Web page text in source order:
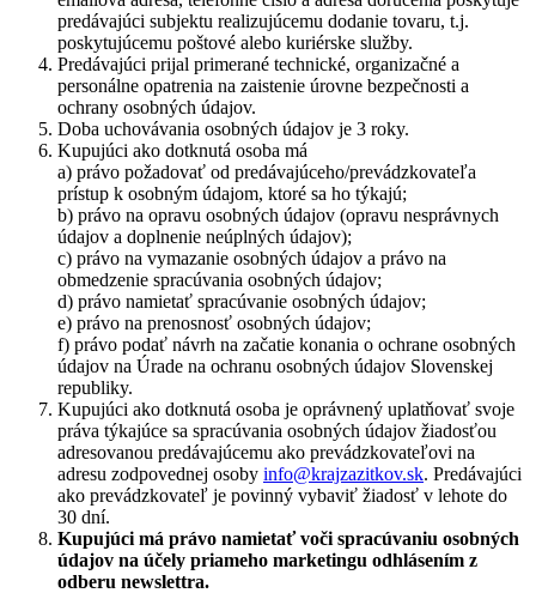
predávajúci subjektu realizujúcemu dodanie tovaru, t.j.
poskytujúcemu poštové alebo kuriérske služby.
Predávajúci prijal primerané technické, organizačné a
personálne opatrenia na zaistenie úrovne bezpečnosti a
ochrany osobných údajov.
Doba uchovávania osobných údajov je 3 roky.
Kupujúci ako dotknutá osoba má
a) právo požadovať od predávajúceho/prevádzkovateľa
prístup k osobným údajom, ktoré sa ho týkajú;
b) právo na opravu osobných údajov (opravu nesprávnych
údajov a doplnenie neúplných údajov);
c) právo na vymazanie osobných údajov a právo na
obmedzenie spracúvania osobných údajov;
d) právo namietať spracúvanie osobných údajov;
e) právo na prenosnosť osobných údajov;
f) právo podať návrh na začatie konania o ochrane osobných
údajov na Úrade na ochranu osobných údajov Slovenskej
republiky.
Kupujúci ako dotknutá osoba je oprávnený uplatňovať svoje
práva týkajúce sa spracúvania osobných údajov žiadosťou
adresovanou predávajúcemu ako prevádzkovateľovi na
adresu zodpovednej osoby info@krajzazitkov.sk. Predávajúci
ako prevádzkovateľ je povinný vybaviť žiadosť v lehote do
30 dní.
Kupujúci má právo namietať voči spracúvaniu osobných
údajov na účely priameho marketingu odhlásením z
odberu newslettra.